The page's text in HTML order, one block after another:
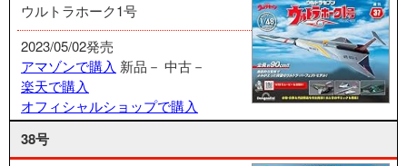
ウルトラホーク1号
2023/05/02発売
アマゾンで購入 新品－ 中古－
楽天で購入
オフィシャルショップで購入
38号